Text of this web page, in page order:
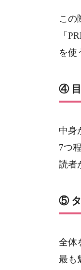
この
「
を使
④ 目
中身
7つ
読者
⑤ タ
全体
最も